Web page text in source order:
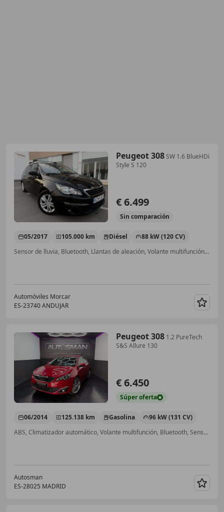
Peugeot 308SW 1.6 BlueHDi
Style S 120
€ 6.499
Sin comparación
05/2017 105.000 km Diésel
88 kW (120 CV)
Sensor de lluvia, Bluetooth, Llantas de aleación, Volante multifunción, Faros antiniebla, ABS, USB, Ventanas tintadas
Automóviles Morcar
ES-23740 ANDUJAR
Peugeot 308 1.2 PureTech
S&S Allure 130
€ 6.450
Súperoferta
06/2014 125.138 km Gasolina
96 kW (131 CV)
ABS, Climatizador automático, Volante multifunción, Bluetooth, Sensor de lluvia, Llantas de aleación, Garantia, USB
Autosman
ES-28025 MADRID